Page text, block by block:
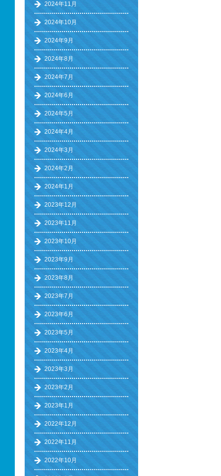
2024年11月
2024年10月
2024年9月
2024年8月
2024年7月
2024年6月
2024年5月
2024年4月
2024年3月
2024年2月
2024年1月
2023年12月
2023年11月
2023年10月
2023年9月
2023年8月
2023年7月
2023年6月
2023年5月
2023年4月
2023年3月
2023年2月
2023年1月
2022年12月
2022年11月
2022年10月